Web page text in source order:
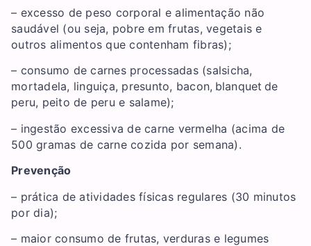
– excesso de peso corporal e alimentação não
saudável (ou seja, pobre em frutas, vegetais e
outros alimentos que contenham fibras);
– consumo de carnes processadas (salsicha,
mortadela, linguiça, presunto, bacon, blanquet de
peru, peito de peru e salame);
– ingestão excessiva de carne vermelha (acima de
500 gramas de carne cozida por semana).
Prevenção
– prática de atividades físicas regulares (30 minutos
por dia);
– maior consumo de frutas, verduras e legumes